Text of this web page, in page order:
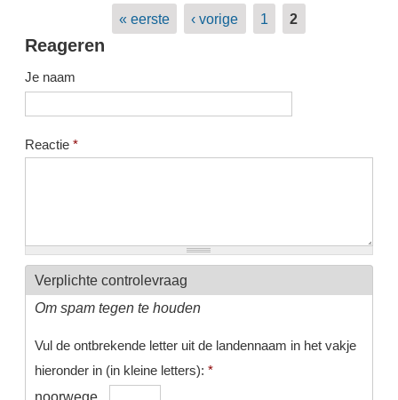
« eerste ‹ vorige 1 2
Reageren
Je naam
Reactie *
Verplichte controlevraag
Om spam tegen te houden
Vul de ontbrekende letter uit de landennaam in het vakje
hieronder in (in kleine letters): *
noorwege_